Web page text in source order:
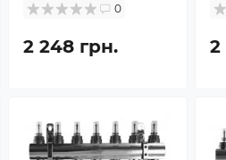
0
2 248 грн. 2